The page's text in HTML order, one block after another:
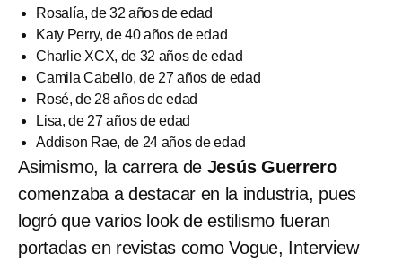
Rosalía, de 32 años de edad
Katy Perry, de 40 años de edad
Charlie XCX, de 32 años de edad
Camila Cabello, de 27 años de edad
Rosé, de 28 años de edad
Lisa, de 27 años de edad
Addison Rae, de 24 años de edad
Asimismo, la carrera de Jesús Guerrero
comenzaba a destacar en la industria, pues
logró que varios look de estilismo fueran
portadas en revistas como Vogue, Interview